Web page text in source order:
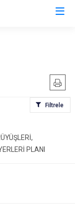
Filtrele
PLANI